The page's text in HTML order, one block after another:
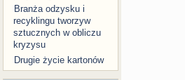
Branża odzysku i
recyklingu tworzyw
sztucznych w obliczu
kryzysu
Drugie życie kartonów